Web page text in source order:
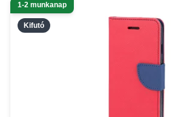
Kifutó
1-2 munkanap